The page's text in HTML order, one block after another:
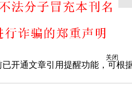
开通文章引用提醒功能，可根
关闭